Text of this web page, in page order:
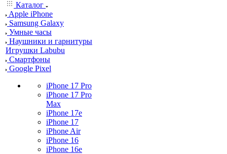
Каталог
Apple iPhone
Samsung Galaxy
Умные часы
Наушники и гарнитуры
Игрушки Labubu
Смартфоны
Google Pixel
iPhone 17 Pro
iPhone 17 Pro
Max
iPhone 17e
iPhone 17
iPhone Air
iPhone 16
iPhone 16e